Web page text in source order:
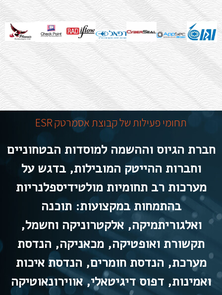
תחומי פעילות של קבוצת אסמרטק ESR
חברת הגיוס וההשמה למוסדות הבטחוניים
וחברות ההייטק המובילות, בדגש על
מערכות רב תחומיות מולטידיספלנריות
בהתמחות במקצועות: תוכנה
ואלגוריתמיקה, אלקטרוניקה וחשמל,
תקשורת ואופטיקה, מכאניקה, הנדסת
מערכת, הנדסת חומרים, הנדסת איכות
ואמינות, דפוס דיגיטאלי, אווירונאוטיקה